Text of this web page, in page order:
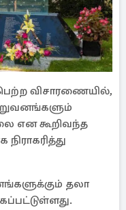
விசாரணையில்,
என கூறிவந்த
தலா